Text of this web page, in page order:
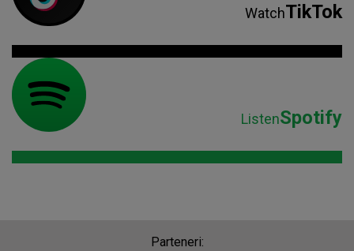
WatchTikTok
ListenSpotify
Parteneri: